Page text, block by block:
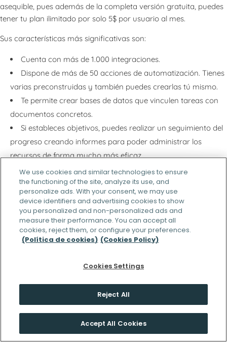
asequible, pues además de la completa versión gratuita, puedes
tener tu plan ilimitado por solo 5$ por usuario al mes.
Sus características más significativas son:
Cuenta con más de 1.000 integraciones.
Dispone de más de 50 acciones de automatización. Tienes
varias preconstruidas y también puedes crearlas tú mismo.
Te permite crear bases de datos que vinculen tareas con
documentos concretos.
Si estableces objetivos, puedes realizar un seguimiento del
progreso creando informes para poder administrar los
recursos de forma mucho más eficaz.
FunctionFox
Share This
We use cookies and similar technologies to ensure
the functioning of the site, analyze its use, and
personalize ads. With your consent, we may use
device identifiers and advertising cookies to show
you personalized and non-personalized ads and
measure their performance. You can accept all
cookies, reject them, or configure your preferences.
(Política de cookies) (Cookies Policy)
Cookies Settings
Reject All
Accept All Cookies